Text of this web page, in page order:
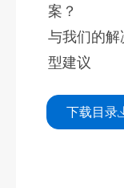
案？
与我们的
型建议
下载目录